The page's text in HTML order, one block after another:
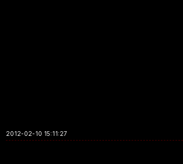
2012-02-10 15:11:27